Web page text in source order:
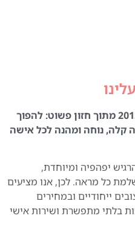
חברת Earrings נוסדה בשנת 2015 מתוך חזון פשוט: להפוך
קלה, נוחה ומהנה לכל אישה
יפהפיה ומיוחדת,
כל מראה. לכן, אנו מציעים
ייחודיים ובמחירים
בלתי מתפשרת ושירות אישי